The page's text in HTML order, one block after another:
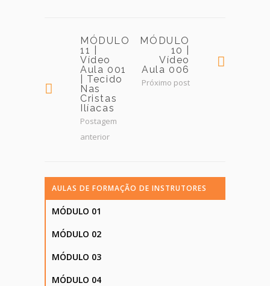
MÓDULO
11 |
Vídeo
Aula 001
| Tecido
Nas
Cristas
Ilíacas
Postagem
anterior
MÓDULO
10 |
Vídeo
Aula 006
Próximo post
AULAS DE FORMAÇÃO DE INSTRUTORES
MÓDULO 01
MÓDULO 02
MÓDULO 03
MÓDULO 04